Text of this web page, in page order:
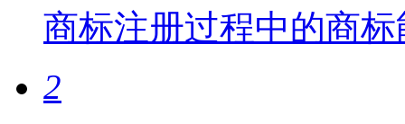
商标注册过程中的商
2